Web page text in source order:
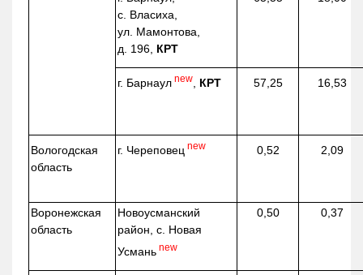
с. Власиха,
ул. Мамонтова,
д. 196, КРТ
г. Барнаул new КРТ 57,25 16,53
Вологодская
область
г. Череповец new 0,52 2,09
Воронежская
область
Новоусманский
район, с. Новая
Усмань new
0,50 0,37